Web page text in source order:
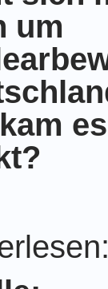
um